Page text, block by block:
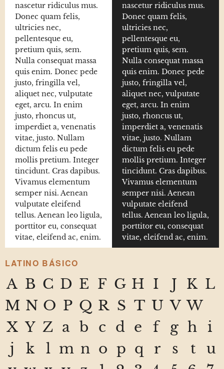
nascetur ridiculus mus.
Donec quam felis,
ultricies nec,
pellentesque eu,
pretium quis, sem.
Nulla consequat massa
quis enim. Donec pede
justo, fringilla vel,
aliquet nec, vulputate
eget, arcu. In enim
justo, rhoncus ut,
imperdiet a, venenatis
vitae, justo. Nullam
dictum felis eu pede
mollis pretium. Integer
tincidunt. Cras dapibus.
Vivamus elementum
semper nisi. Aenean
vulputate eleifend
tellus. Aenean leo ligula,
porttitor eu, consequat
vitae, eleifend ac, enim.
nascetur ridiculus mus.
Donec quam felis,
ultricies nec,
pellentesque eu,
pretium quis, sem.
Nulla consequat massa
quis enim. Donec pede
justo, fringilla vel,
aliquet nec, vulputate
eget, arcu. In enim
justo, rhoncus ut,
imperdiet a, venenatis
vitae, justo. Nullam
dictum felis eu pede
mollis pretium. Integer
tincidunt. Cras dapibus.
Vivamus elementum
semper nisi. Aenean
vulputate eleifend
tellus. Aenean leo ligula,
porttitor eu, consequat
vitae, eleifend ac, enim.
LATINO BÁSICO
A B C D E F G H I J K L
M N O P Q R S T U V W
X Y Z a b c d e f g h
i
j
k l m n o p q r s t
u